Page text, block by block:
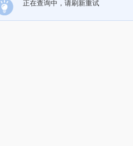
正在查询中，请刷新重试